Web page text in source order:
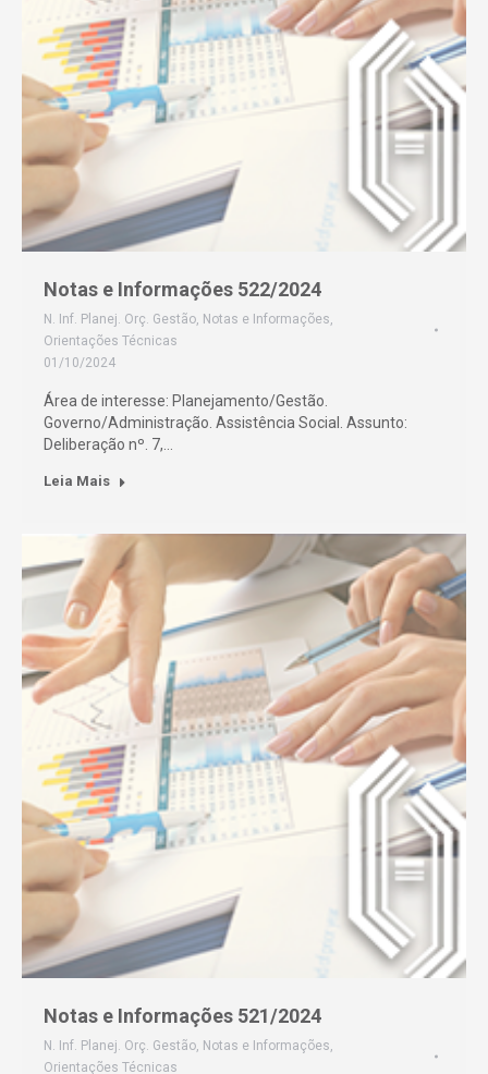
Notas e Informações 522/2024
N. Inf. Planej. Orç. Gestão, Notas e Informações,
Orientações Técnicas
01/10/2024
Área de interesse: Planejamento/Gestão.
Governo/Administração. Assistência Social. Assunto:
Deliberação nº. 7,…
Leia Mais
Notas e Informações 521/2024
N. Inf. Planej. Orç. Gestão, Notas e Informações,
Orientações Técnicas